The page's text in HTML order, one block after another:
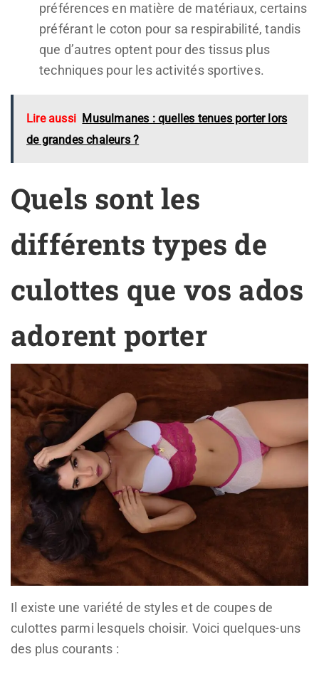
préférences en matière de matériaux, certains
préférant le coton pour sa respirabilité, tandis
que d’autres optent pour des tissus plus
techniques pour les activités sportives.
Lire aussi Musulmanes : quelles tenues porter lors
de grandes chaleurs ?
Quels sont les
différents types de
culottes que vos ados
adorent porter
Il existe une variété de styles et de coupes de
culottes parmi lesquels choisir. Voici quelques-uns
des plus courants :